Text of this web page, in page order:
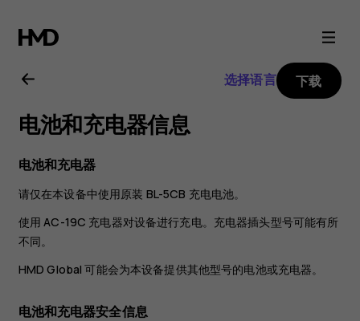
Nokia
106
2018
用
户
指
南
选择语言 下载
电池和充电器信息
电池和充电器
请仅在本设备中使用原装 BL-5CB 充电电池。
使用 AC-19C 充电器对设备进行充电。充电器插头型号可能有所
不同。
HMD Global 可能会为本设备提供其他型号的电池或充电器。
电池和充电器安全信息